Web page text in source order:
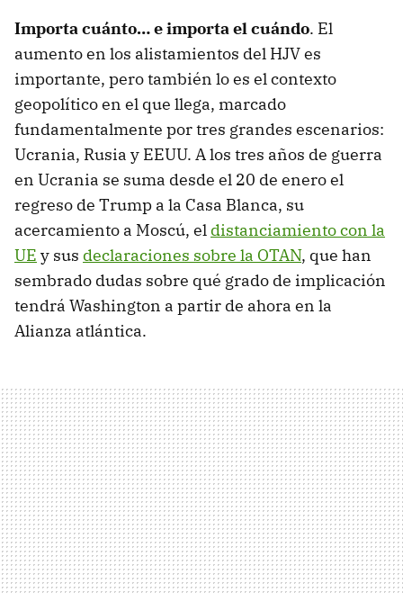
Importa cuánto… e importa el cuándo. El
aumento en los alistamientos del HJV es
importante, pero también lo es el contexto
geopolítico en el que llega, marcado
fundamentalmente por tres grandes escenarios:
Ucrania, Rusia y EEUU. A los tres años de guerra
en Ucrania se suma desde el 20 de enero el
regreso de Trump a la Casa Blanca, su
acercamiento a Moscú, el distanciamiento con la
UE y sus declaraciones sobre la OTAN, que han
sembrado dudas sobre qué grado de implicación
tendrá Washington a partir de ahora en la
Alianza atlántica.